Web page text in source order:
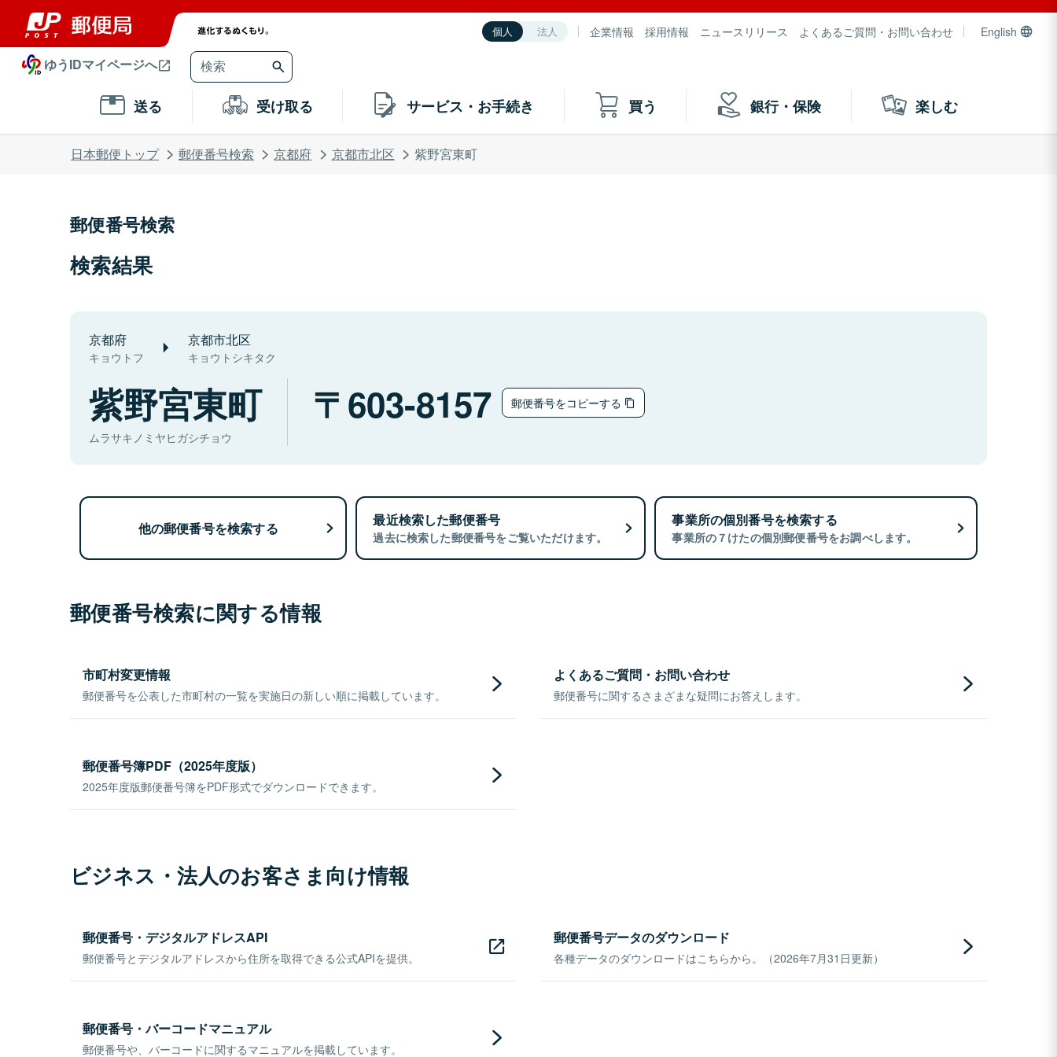
個人 法人 企業情報 採用情報 ニュースリリース よくあるご質問・お問い合わせ English
ゆうIDマイページへ
送る 受け取る サービス・お手続き 買う 銀行・保険 楽しむ
日本郵便トップ 郵便番号検索 京都府 京都市北区 紫野宮東町
郵便番号検索
検索結果
京都府
キョウトフ
京都市北区
キョウトシキタク
紫野宮東町
ムラサキノミヤヒガシチョウ
603-8157 郵便番号をコピーする
他の郵便番号を検索する 最近検索した郵便番号
過去に検索した郵便番号をご覧いただけます。
事業所の個別番号を検索する
事業所の７けたの個別郵便番号をお調べします。
郵便番号検索に関する情報
市町村変更情報
郵便番号を公表した市町村の一覧を実施日の新しい順に掲載しています。
よくあるご質問・お問い合わせ
郵便番号に関するさまざまな疑問にお答えします。
郵便番号簿PDF（2025年度版）
2025年度版郵便番号簿をPDF形式でダウンロードできます。
ビジネス・法人のお客さま向け情報
郵便番号・デジタルアドレスAPI
郵便番号とデジタルアドレスから住所を取得できる公式APIを提供。
郵便番号データのダウンロード
各種データのダウンロードはこちらから。（2026年7月31日更新）
郵便番号・バーコードマニュアル
郵便番号や、バーコードに関するマニュアルを掲載しています。